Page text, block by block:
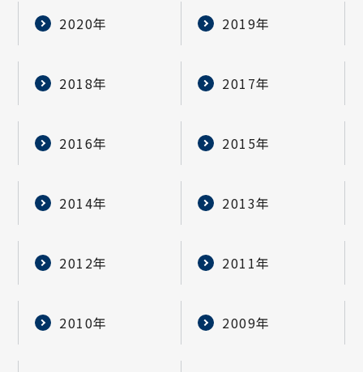
2020年 2019年
2018年 2017年
2016年 2015年
2014年 2013年
2012年 2011年
2010年 2009年